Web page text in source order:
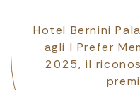
Hotel Bernini
agli I Prefer
2025, il
Un invito
un tocco in
settembre è